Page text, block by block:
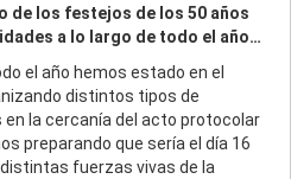
de los festejos de los 50 años
a lo largo de todo el año…
el año hemos estado en el
distintos tipos de
la cercanía del acto protocolar
preparando que sería el día 16
fuerzas vivas de la